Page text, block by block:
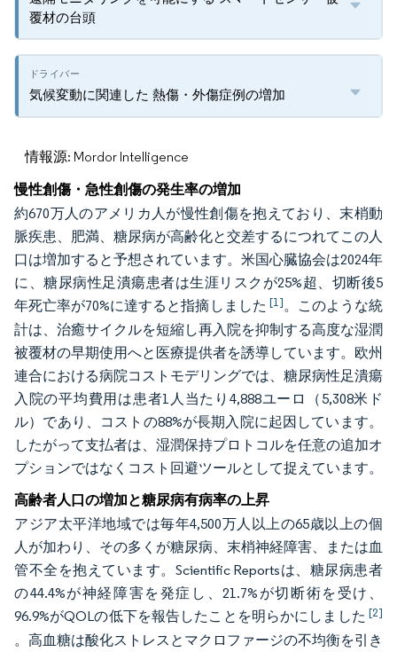
覆材の台頭
気候変動に関連した 熱傷・外傷症例の増加
情報源: Mordor Intelligence
慢性創傷・急性創傷の発生率の増加
約670万人のアメリカ人が慢性創傷を抱えており、末梢動
脈疾患、肥満、糖尿病が高齢化と交差するにつれてこの人
口は増加すると予想されています。米国心臓協会は2024年
に、糖尿病性足潰瘍患者は生涯リスクが25%超、切断後5
年死亡率が70%に達すると指摘しました [1]。このような統
計は、治癒サイクルを短縮し再入院を抑制する高度な湿潤
被覆材の早期使用へと医療提供者を誘導しています。欧州
連合における病院コストモデリングでは、糖尿病性足潰瘍
入院の平均費用は患者1人当たり4,888ユーロ（5,308米ド
ル）であり、コストの88%が長期入院に起因しています。
したがって支払者は、湿潤保持プロトコルを任意の追加オ
プションではなくコスト回避ツールとして捉えています。
高齢者人口の増加と糖尿病有病率の上昇
アジア太平洋地域では毎年4,500万人以上の65歳以上の個
人が加わり、その多くが糖尿病、末梢神経障害、または血
管不全を抱えています。Scientific Reportsは、糖尿病患者
の44.4%が神経障害を発症し、21.7%が切断術を受け、
96.9%がQOLの低下を報告したことを明らかにしました [2]
。高血糖は酸化ストレスとマクロファージの不均衡を引き